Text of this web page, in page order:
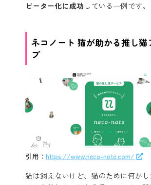
ピーター化に成功 している一例です。
ネコノート 猫が助かる推し猫
ブ
引用： https://www.neco-note.com/
猫は飼えないけど、猫のために何かし